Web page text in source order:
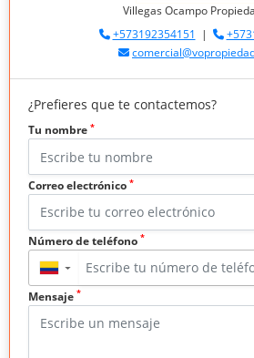
Villegas Ocampo
+573192354151 |
¿Prefieres que te contactemos?
Tu nombre *
Correo electrónico *
Número de teléfono *
▼
Mensaje *